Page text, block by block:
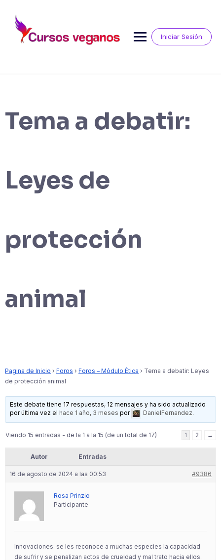
contenido
Iniciar Sesión
Tema a debatir:
Leyes de
protección
animal
Pagina de Inicio › Foros › Foros – Módulo Ética › Tema a debatir: Leyes
de protección animal
Este debate tiene 17 respuestas, 12 mensajes y ha sido actualizado
por última vez el hace 1 año, 3 meses por DanielFernandez.
Viendo 15 entradas - de la 1 a la 15 (de un total de 17) 1 2 →
Autor Entradas
16 de agosto de 2024 a las 00:53 #9386
Rosa Prinzio
Participante
Innovaciones: se les reconoce a muchas especies la capacidad
de sufrir y se penalizan actos de crueldad y mal trato hacia ellos.